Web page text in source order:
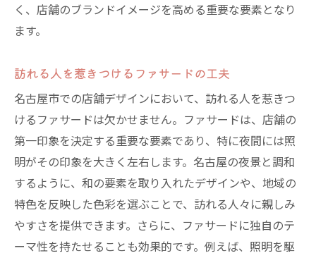
く、店舗のブランドイメージを高める重要な要素となり
ます。
訪れる人を惹きつけるファサードの工夫
名古屋市での店舗デザインにおいて、訪れる人を惹きつ
けるファサードは欠かせません。ファサードは、店舗の
第一印象を決定する重要な要素であり、特に夜間には照
明がその印象を大きく左右します。名古屋の夜景と調和
するように、和の要素を取り入れたデザインや、地域の
特色を反映した色彩を選ぶことで、訪れる人々に親しみ
やすさを提供できます。さらに、ファサードに独自のテ
ーマ性を持たせることも効果的です。例えば、照明を駆